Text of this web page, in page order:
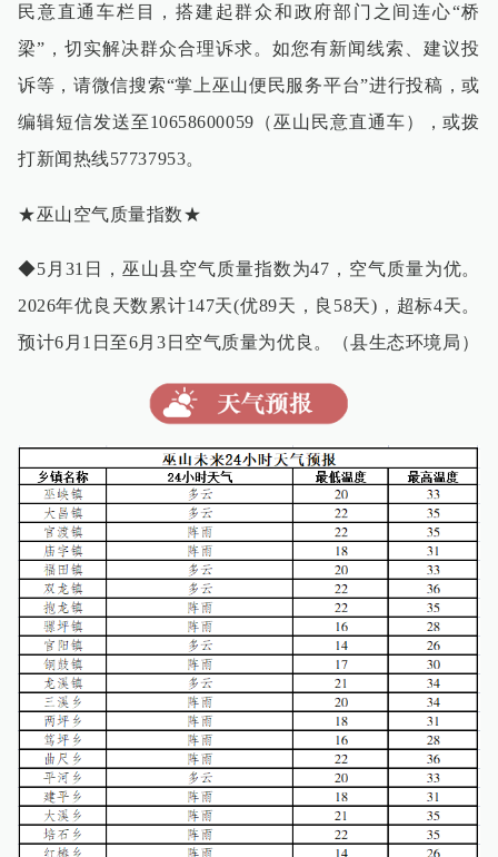
民意直通车栏目，搭建起群众和政府部门之间连心“桥
梁”，切实解决群众合理诉求。如您有新闻线索、建议投
诉等，请微信搜索“掌上巫山便民服务平台”进行投稿，或
编辑短信发送至10658600059（巫山民意直通车），或拨
打新闻热线57737953。
★巫山空气质量指数★
◆5月31日，巫山县空气质量指数为47，空气质量为优。
2026年优良天数累计147天(优89天，良58天)，超标4天。
预计6月1日至6月3日空气质量为优良。（县生态环境局）